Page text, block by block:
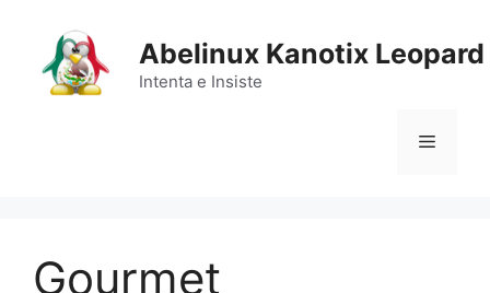
contenido
Abelinux Kanotix Leopard
Intenta e Insiste
Menú
Gourmet